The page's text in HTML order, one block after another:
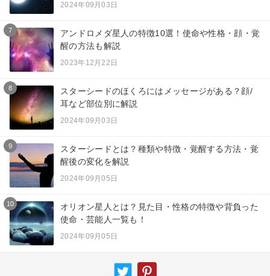
2024年09月03日
7
アンドロメダ星人の特徴10選！使命や性格・顔・覚
醒の方法も解説
2023年12月22日
8
スターシードのほくろにはメッセージがある？顔/
耳など部位別に解説
2024年09月03日
9
スターシードとは？種類や特徴・覚醒する方法・覚
醒後の変化を解説
2024年09月05日
10
オリオン星人とは？見た目・性格の特徴や背負った
使命・芸能人一覧も！
2024年09月05日